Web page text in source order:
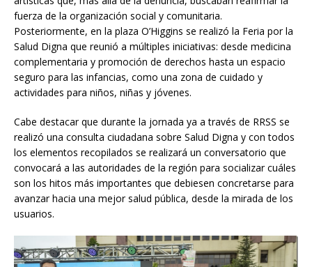
fuerza de la organización social y comunitaria.
Posteriormente, en la plaza O’Higgins se realizó la Feria por la
Salud Digna que reunió a múltiples iniciativas: desde medicina
complementaria y promoción de derechos hasta un espacio
seguro para las infancias, como una zona de cuidado y
actividades para niños, niñas y jóvenes.
Cabe destacar que durante la jornada ya a través de RRSS se
realizó una consulta ciudadana sobre Salud Digna y con todos
los elementos recopilados se realizará un conversatorio que
convocará a las autoridades de la región para socializar cuáles
son los hitos más importantes que debiesen concretarse para
avanzar hacia una mejor salud pública, desde la mirada de los
usuarios.